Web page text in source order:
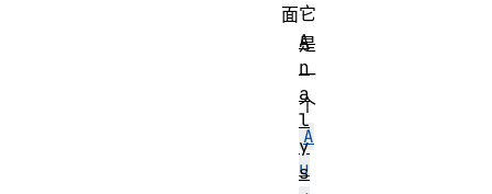
它
是
一
个
A
u
面
A
n
a
l
y
s